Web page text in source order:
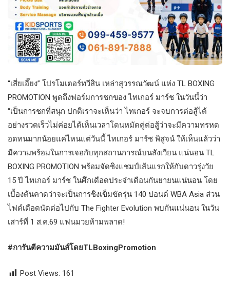
“เสี่ยเอี๊ยง” โปรโมเตอร์ทวีสิน เหล่าสุวรรณวัฒน์ แห่ง TL BOXING
PROMOTION พูดถึงฟอร์มการชกของ ไทเกอร์ มาร์ช ในวันนี้ว่า
“เป็นการชกที่สนุก ปกติเราจะเห็นว่า ไทเกอร์ จะจบการต่อสู้ได้
อย่างรวดเร็วไม่ค่อยได้เห็นเวลาโดนหมัดคู่ต่อสู้ว่าจะมีความทรหด
อดทนมากน้อยแค่ไหนแต่วันนี้ ไทเกอร์ มาร์ช พิสูจน์ ให้เห็นแล้วว่า
มีความพร้อมในการเจอกับทุกสถานการณ์บนสังเวียน แน่นอน TL
BOXING PROMOTION พร้อมจัดชิงแชมป์เส้นแรกให้กับดาวรุ่งวัย
15 ปี ไทเกอร์ มาร์ช ในศึกเดือดประจำเดือนกันยายนแน่นอน โดย
เบื้องต้นคาดว่าจะเป็นการชิงเข็มขัดรุ่น 140 ปอนด์ WBA Asia ส่วน
ไฟต์เดือดนัดต่อไปกับ The Fighter Evolution พบกันแน่นอน ในวัน
เสาร์ที่ 1 ส.ค.69 แฟนมวยห้ามพลาด!
#การันตีความมันส์โดยTLBoxingPromotion
Post Views: 161